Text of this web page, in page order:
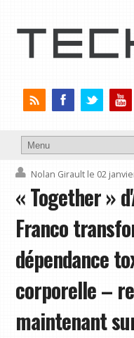
Nolan Girault le 02
« Together »
Franco
dépendance
corporelle –
maintenant